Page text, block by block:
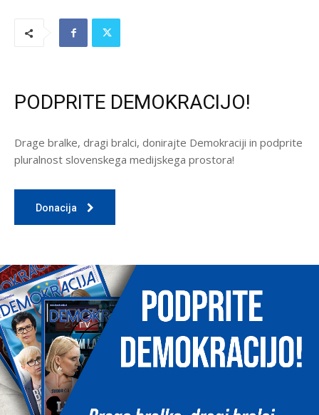
PODPRITE DEMOKRACIJO!
Drage bralke, dragi bralci, donirajte Demokraciji in podprite
pluralnost slovenskega medijskega prostora!
Donacija